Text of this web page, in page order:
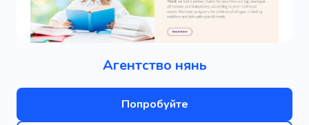
Агентство нянь
Попробуйте